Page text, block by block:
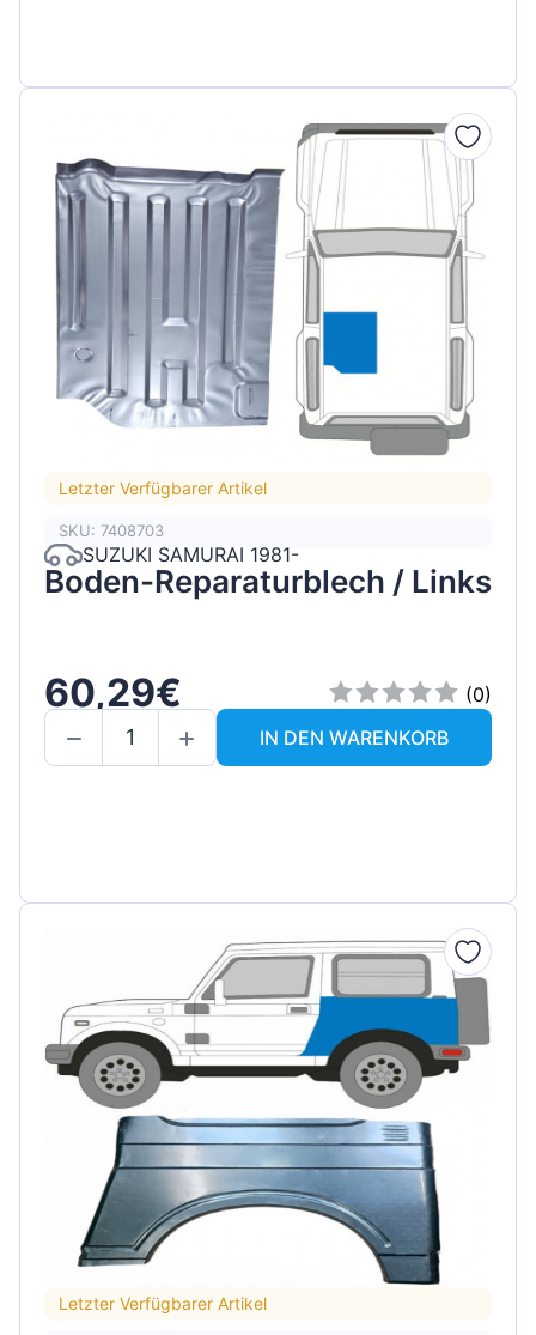
Letzter Verfügbarer Artikel
SKU: 7408703
SUZUKI SAMURAI 1981-
Boden-Reparaturblech / Links
60,29€
(0)
IN DEN WARENKORB
Letzter Verfügbarer Artikel